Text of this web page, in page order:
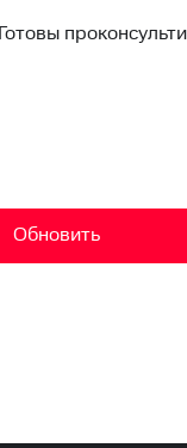
Обновить